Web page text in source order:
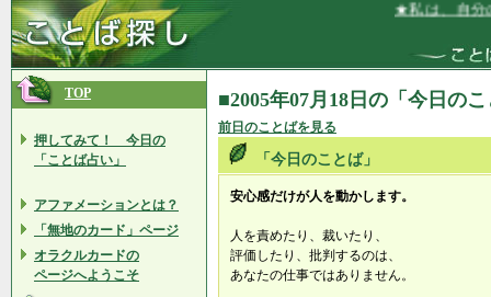
★私は、自分の
TOP
押してみて！ 今日の
「ことば占い」
アファメーションとは？
「無地のカード」ページ
オラクルカードの
ページへようこそ
■2005年07月18日の「今日の
前日のことばを見る
「今日のことば」
安心感だけが人を動かします。
人を責めたり、裁いたり、
評価したり、批判するのは、
あなたの仕事ではありません。